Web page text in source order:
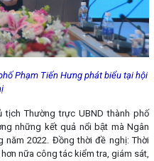
Phạm Tiến Hưng phát biểu tại hội
tịch Thường trực UBND thành phố
những kết quả nổi bật mà Ngân
năm 2022. Đồng thời đề nghị: Thời
nữa công tác kiểm tra, giám sát,